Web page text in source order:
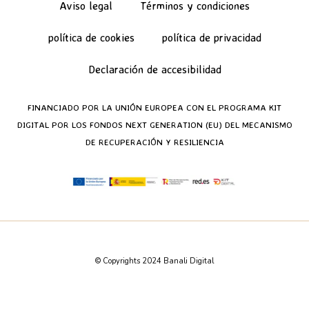
Aviso legal Términos y condiciones
política de cookies política de privacidad
Declaración de accesibilidad
FINANCIADO POR LA UNIÓN EUROPEA CON EL PROGRAMA KIT
DIGITAL POR LOS FONDOS NEXT GENERATION (EU) DEL MECANISMO
DE RECUPERACIÓN Y RESILIENCIA
© Copyrights 2024 Banali Digital